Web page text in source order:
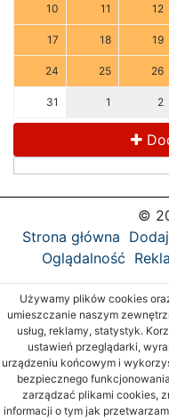
10 11 12
17 18 19
24 25 26
31 1 2
©
Strona główna
Oglądalność
Używamy plików cookies
umieszczanie naszym
usług, reklamy, statystyk.
ustawień przeglądarki,
urządzeniu końcowym i
bezpiecznego
zarządzać plikami cookies,
informacji o tym jak